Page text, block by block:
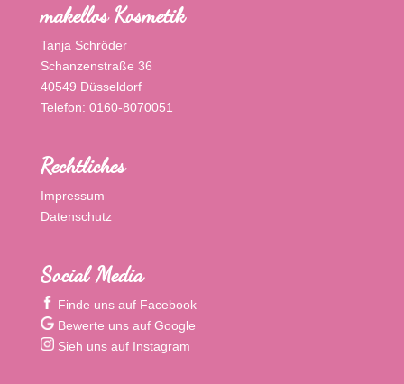
makellos Kosmetik
Tanja Schröder
Schanzenstraße 36
40549 Düsseldorf
Telefon: 0160-8070051
Rechtliches
Impressum
Datenschutz
Social Media
Finde uns auf Facebook
Bewerte uns auf Google
Sieh uns auf Instagram